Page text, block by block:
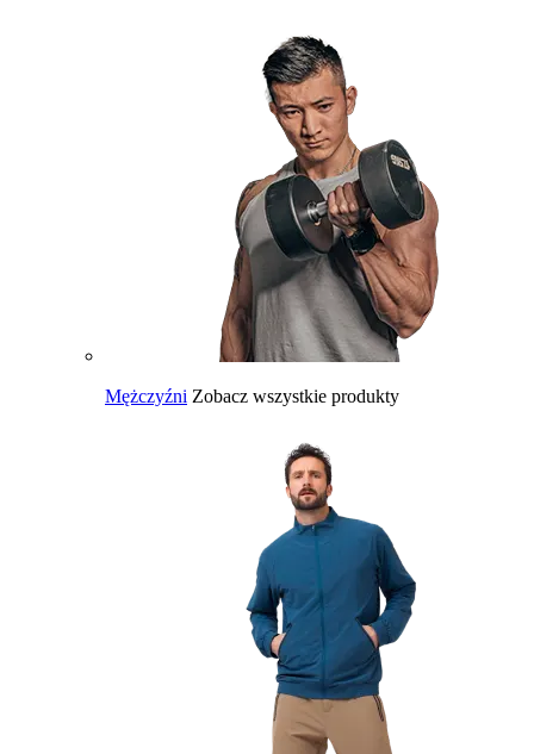
Mężczyźni Zobacz wszystkie produkty